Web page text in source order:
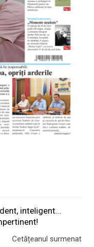
inteligent...
Cetățeanul surmenat